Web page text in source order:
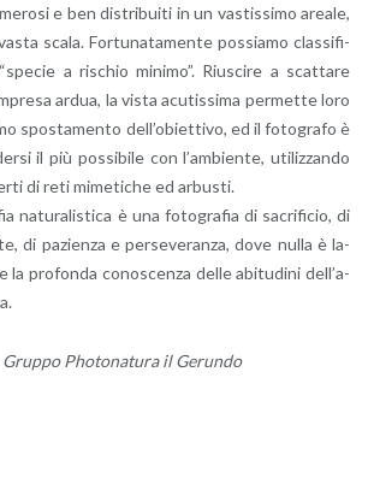
e ben di­stri­bui­ti in un va­stis­si­mo area­le,
scala. For­tu­na­ta­men­te pos­sia­mo clas­si­fi­
a ri­schio mi­ni­mo”. Riu­sci­re a scat­ta­re
ardua, la vista acu­tis­si­ma per­met­te loro
spo­sta­men­to del­l’o­biet­ti­vo, ed il fo­to­gra­fo è
il più pos­si­bi­le con l’am­bien­te, uti­liz­zan­do
di reti mi­me­ti­che ed ar­bu­sti.
na­tu­ra­li­sti­ca è una fo­to­gra­fia di sa­cri­fi­cio, di
di pa­zien­za e per­se­ve­ran­za, dove nulla è la­
la pro­fon­da co­no­scen­za delle abi­tu­di­ni del­l’a­
Pho­to­na­tu­ra il Ge­run­do